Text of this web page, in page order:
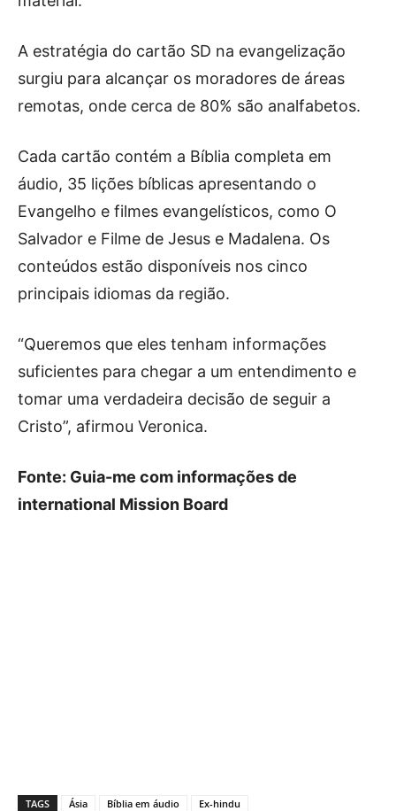
A estratégia do cartão SD na evangelização
surgiu para alcançar os moradores de áreas
remotas, onde cerca de 80% são analfabetos.
Cada cartão contém a Bíblia completa em
áudio, 35 lições bíblicas apresentando o
Evangelho e filmes evangelísticos, como O
Salvador e Filme de Jesus e Madalena. Os
conteúdos estão disponíveis nos cinco
principais idiomas da região.
“Queremos que eles tenham informações
suficientes para chegar a um entendimento e
tomar uma verdadeira decisão de seguir a
Cristo”, afirmou Veronica.
Fonte: Guia-me com informações de
international Mission Board
TAGS Ásia Bíblia em áudio Ex-hindu